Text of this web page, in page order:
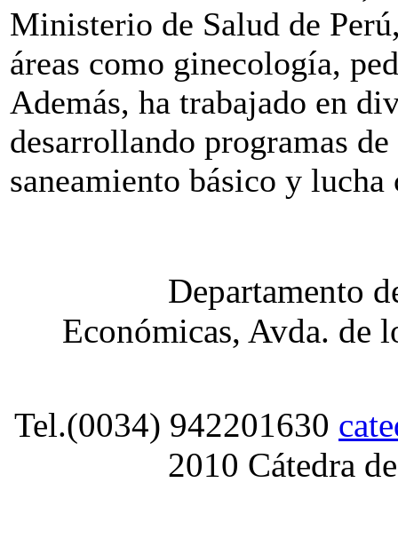
Ministerio de Salud de
áreas como ginecología,
Además, ha trabajado en
desarrollando programas
saneamiento básico y
Departamento
Económicas, Avda. de
Tel.(0034) 942201630
2010 Cátedra